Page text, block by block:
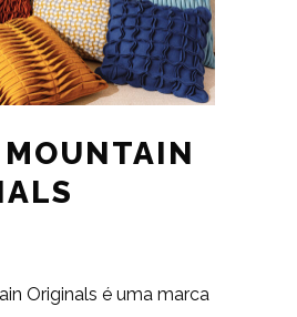
Originals é uma marca